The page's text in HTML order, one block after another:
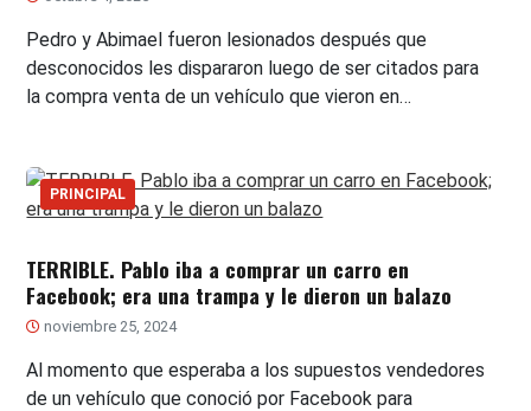
Pedro y Abimael fueron lesionados después que
desconocidos les dispararon luego de ser citados para
la compra venta de un vehículo que vieron en…
PRINCIPAL
TERRIBLE. Pablo iba a comprar un carro en
Facebook; era una trampa y le dieron un balazo
noviembre 25, 2024
Al momento que esperaba a los supuestos vendedores
de un vehículo que conoció por Facebook para